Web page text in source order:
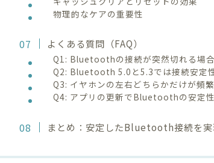
物理的なケアの重要性
よくある質問（FAQ）
Q1: Bluetoothの接続が突然切れる場
Q2: Bluetooth 5.0と5.3では接続安定
Q3: イヤホンの左右どちらかだけが頻
Q4: アプリの更新でBluetoothの安定
まとめ：安定したBluetooth接続を実